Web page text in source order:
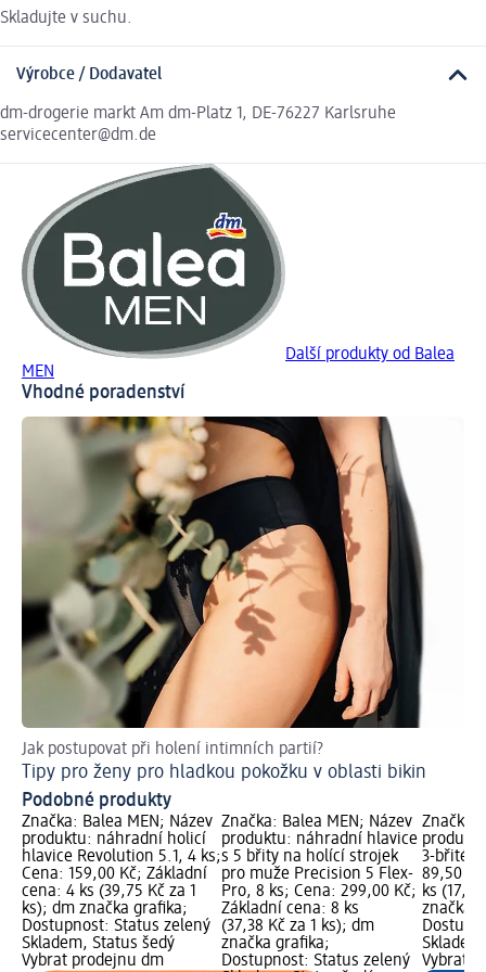
Skladujte v suchu.
Výrobce / Dodavatel
dm-drogerie markt Am dm-Platz 1, DE-76227 Karlsruhe
servicecenter@dm.de
Další produkty od Balea
MEN
Vhodné poradenství
Jak postupovat při holení intimních partií?
Tipy pro ženy pro hladkou pokožku v oblasti bikin
Podobné produkty
Značka: Balea MEN; Název
produktu: náhradní holicí
hlavice Revolution 5.1, 4 ks;
Cena: 159,00 Kč; Základní
cena: 4 ks (39,75 Kč za 1
ks); dm značka grafika;
Dostupnost: Status zelený
Skladem, Status šedý
Vybrat prodejnu dm
Značka: Balea MEN; Název
produktu: náhradní hlavice
s 5 břity na holící strojek
pro muže Precision 5 Flex-
Pro, 8 ks; Cena: 299,00 Kč;
Základní cena: 8 ks
(37,38 Kč za 1 ks); dm
značka grafika;
Dostupnost: Status zelený
Značka:
3-břité,
89,50
ks
značka
Vybrat